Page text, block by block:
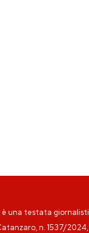
una testata
n. 1537/